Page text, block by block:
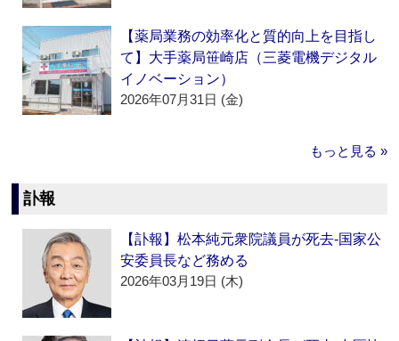
【薬局業務の効率化と質的向上を目指し
て】大手薬局笹崎店（三菱電機デジタル
イノベーション）
2026年07月31日 (金)
もっと見る »
訃報
【訃報】松本純元衆院議員が死去‐国家公
安委員長など務める
2026年03月19日 (木)